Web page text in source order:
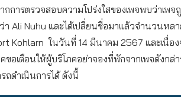
กการตรวจสอบความโปร่งใสของเพจพบว่าเ
า Ali Nuhu และได้เปลี่ยนชื่อมาแล้วจำนวนหลา
Kohlarn ในวันที่ 14 มีนาคม 2567 และเนื่อ
ขอเตือนให้ผู้บริโภคอย่าจองที่พักจากเพจดังกล่
ถดำเนินการได้ ดังนี้